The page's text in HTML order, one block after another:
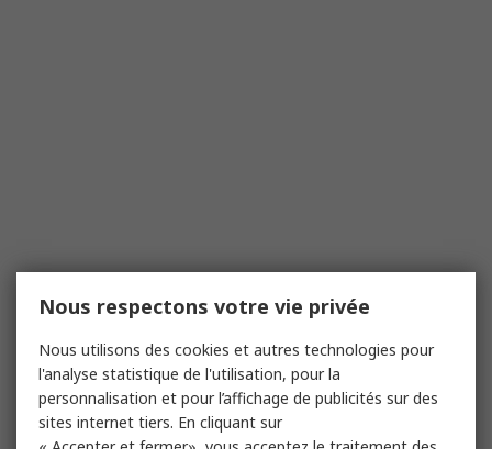
Nous respectons votre vie privée
Nous utilisons des cookies et autres technologies pour
l'analyse statistique de l'utilisation, pour la
personnalisation et pour l’affichage de publicités sur des
sites internet tiers. En cliquant sur